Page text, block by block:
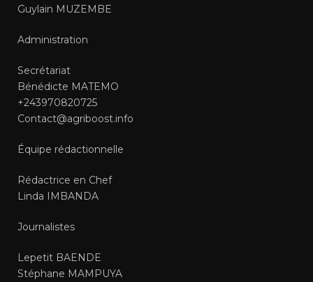
Guylain MUZEMBE
Administration
Secrétariat
Bénédicte MATEMO
+243970820725
Contact@agriboost.info
Équipe rédactionnelle
Rédactrice en Chef
Linda IMBANDA
Journalistes
Lepetit BAENDE
Stéphane MAMPUYA